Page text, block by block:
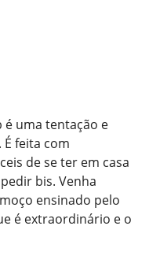
é uma tentação e
feita com
de se ter em casa
bis. Venha
ensinado pelo
é extraordinário e o